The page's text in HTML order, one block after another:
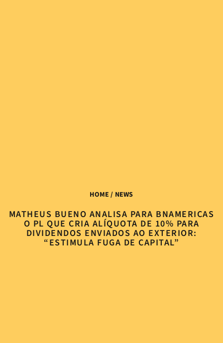
HOME / NEWS
MATHEUS BUENO ANALISA PARA BNAMERICAS
O PL QUE CRIA ALÍQUOTA DE 10% PARA
DIVIDENDOS ENVIADOS AO EXTERIOR:
“ESTIMULA FUGA DE CAPITAL”